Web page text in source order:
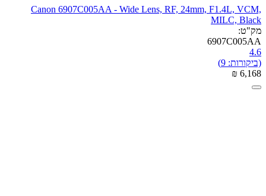
Canon 6907C005AA - Wide Lens, RF, 24mm, F1.4L, VCM,
MILC, Black
מק"ט:
6907C005AA
4.6
(ביקורות: 9)
₪ 6,168